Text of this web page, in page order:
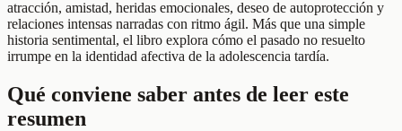
atracción, amistad, heridas emocionales, deseo de autoprotección y
relaciones intensas narradas con ritmo ágil. Más que una simple
historia sentimental, el libro explora cómo el pasado no resuelto
irrumpe en la identidad afectiva de la adolescencia tardía.
Qué conviene saber antes de leer este
resumen